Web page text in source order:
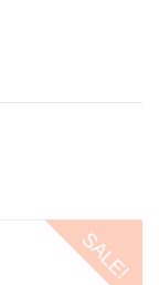
SALE!